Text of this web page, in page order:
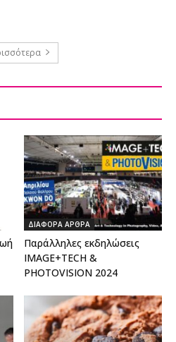
ΔΙΑΦΟΡΑ ΑΡΘΡΑ
Παράλληλες εκδηλώσεις
IMAGE+TECH &
PHOTOVISION 2024